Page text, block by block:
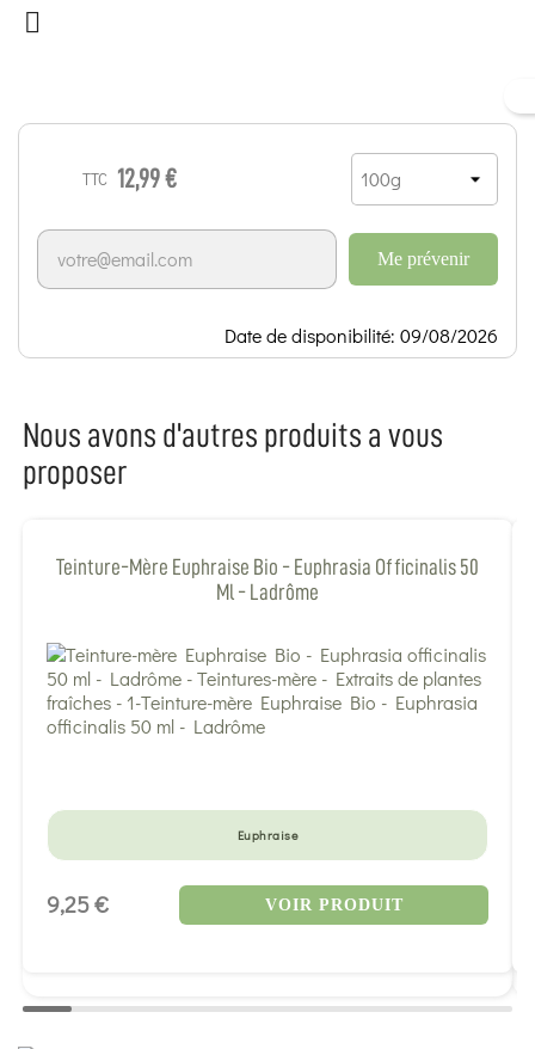

TTC 12,99 €
Me prévenir
Date de disponibilité: 09/08/2026
Nous avons d'autres produits a vous
proposer
Teinture-Mère Euphraise Bio - Euphrasia Officinalis 50
Ml - Ladrôme
Euphraise
9,25 € VOIR PRODUIT